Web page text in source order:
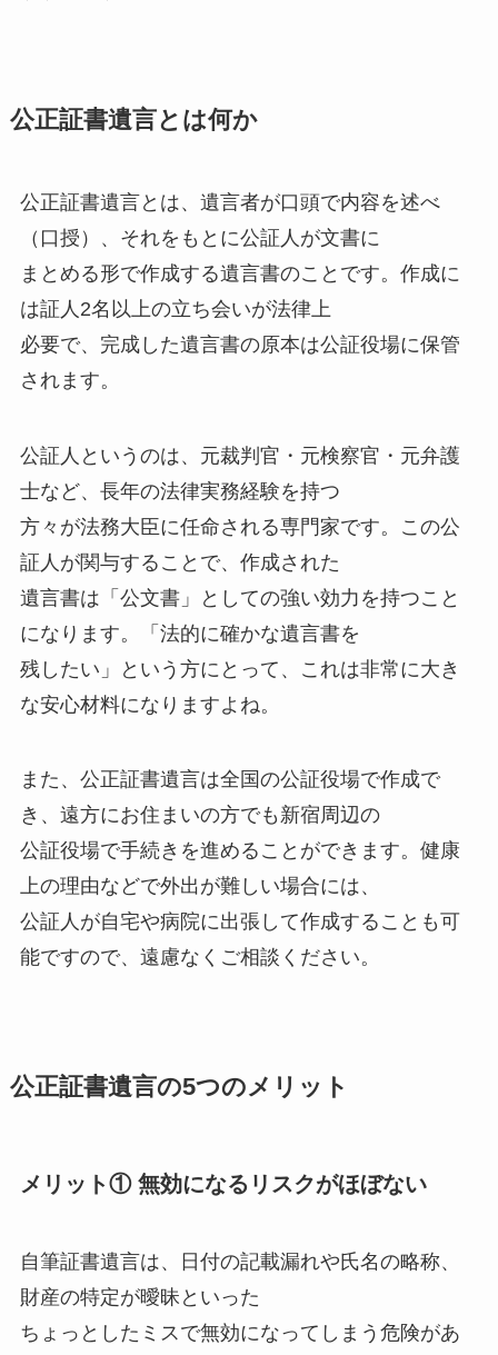
公正証書遺言とは何か
公正証書遺言とは、遺言者が口頭で内容を述べ
（口授）、それをもとに公証人が文書に
まとめる形で作成する遺言書のことです。作成に
は証人2名以上の立ち会いが法律上
必要で、完成した遺言書の原本は公証役場に保管
されます。
公証人というのは、元裁判官・元検察官・元弁護
士など、長年の法律実務経験を持つ
方々が法務大臣に任命される専門家です。この公
証人が関与することで、作成された
遺言書は「公文書」としての強い効力を持つこと
になります。「法的に確かな遺言書を
残したい」という方にとって、これは非常に大き
な安心材料になりますよね。
また、公正証書遺言は全国の公証役場で作成で
き、遠方にお住まいの方でも新宿周辺の
公証役場で手続きを進めることができます。健康
上の理由などで外出が難しい場合には、
公証人が自宅や病院に出張して作成することも可
能ですので、遠慮なくご相談ください。
公正証書遺言の5つのメリット
メリット① 無効になるリスクがほぼない
自筆証書遺言は、日付の記載漏れや氏名の略称、
財産の特定が曖昧といった
ちょっとしたミスで無効になってしまう危険があ